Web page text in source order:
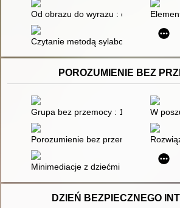
Od obrazu do wyrazu : ćwiczenia
Czytanie metodą sylabową : karty
POROZUMIENIE BEZ
Grupa bez przemocy : 162 zabawy i
W
Porozumienie bez przemocy
Minimediacje z dziećmi : o dzieleniu
DZIEŃ BEZPIECZNEGO